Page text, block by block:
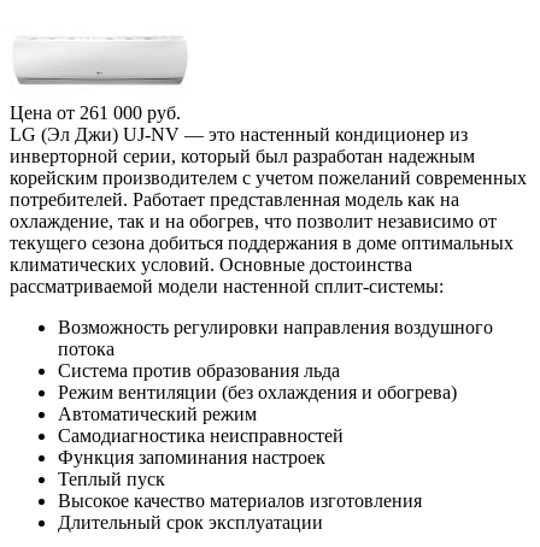
Цена от 261 000 руб.
LG (Эл Джи) UJ-NV — это настенный кондиционер из
инверторной серии, который был разработан надежным
корейским производителем с учетом пожеланий современных
потребителей. Работает представленная модель как на
охлаждение, так и на обогрев, что позволит независимо от
текущего сезона добиться поддержания в доме оптимальных
климатических условий. Основные достоинства
рассматриваемой модели настенной сплит-системы:
Возможность регулировки направления воздушного
потока
Система против образования льда
Режим вентиляции (без охлаждения и обогрева)
Автоматический режим
Самодиагностика неисправностей
Функция запоминания настроек
Теплый пуск
Высокое качество материалов изготовления
Длительный срок эксплуатации